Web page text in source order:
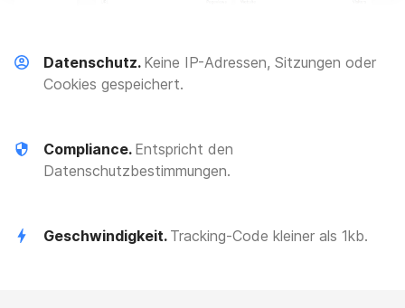
Datenschutz. Keine IP-Adressen, Sitzungen oder
Cookies gespeichert.
Compliance. Entspricht den
Datenschutzbestimmungen.
Geschwindigkeit. Tracking-Code kleiner als 1kb.